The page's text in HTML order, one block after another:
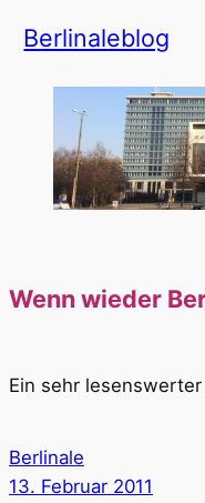
Inhalt
Berlinaleblog
Wenn wieder
Ein sehr
Berlinale
13. Februar 2011